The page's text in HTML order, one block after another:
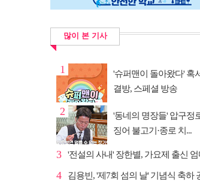
많이 본 기사
1
'슈퍼맨이 돌아왔다' 혹
결방, 스페셜 방송
2
'동네의 명장들' 압구정
징어 불고기·종로 치...
3
4 김용빈, '제7회 섬의 날' 기념식 축하